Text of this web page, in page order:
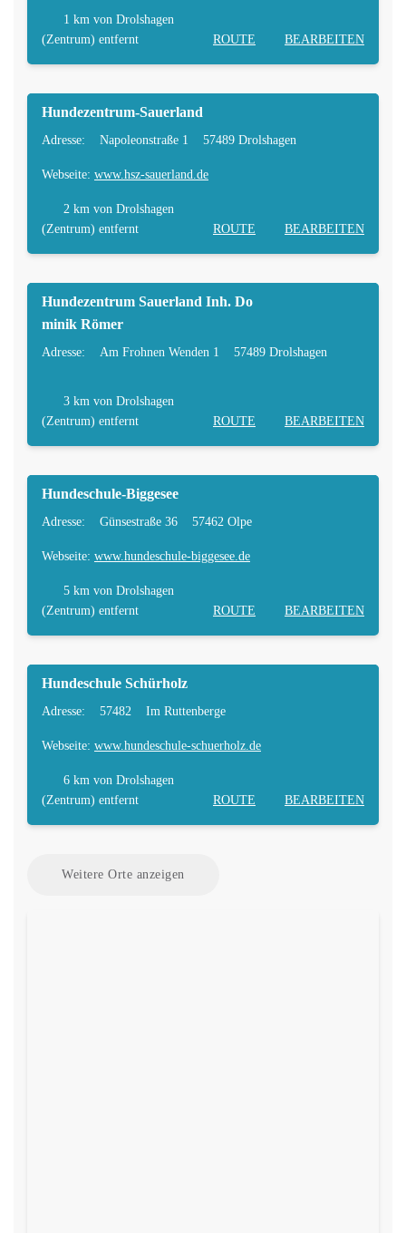
1 km von Drolshagen
(Zentrum) entfernt
ROUTE BEARBEITEN
Hundezentrum-Sauerland
Adresse: Napoleonstraße 1 57489 Drolshagen
Webseite: www.hsz-sauerland.de
2 km von Drolshagen
(Zentrum) entfernt
ROUTE BEARBEITEN
Hundezentrum Sauerland Inh. Do
minik Römer
Adresse: Am Frohnen Wenden 1 57489 Drolshagen
3 km von Drolshagen
(Zentrum) entfernt
ROUTE BEARBEITEN
Hundeschule-Biggesee
Adresse: Günsestraße 36 57462 Olpe
Webseite: www.hundeschule-biggesee.de
5 km von Drolshagen
(Zentrum) entfernt
ROUTE BEARBEITEN
Hundeschule Schürholz
Adresse: 57482 Im Ruttenberge
Webseite: www.hundeschule-schuerholz.de
6 km von Drolshagen
(Zentrum) entfernt
ROUTE BEARBEITEN
Weitere Orte anzeigen